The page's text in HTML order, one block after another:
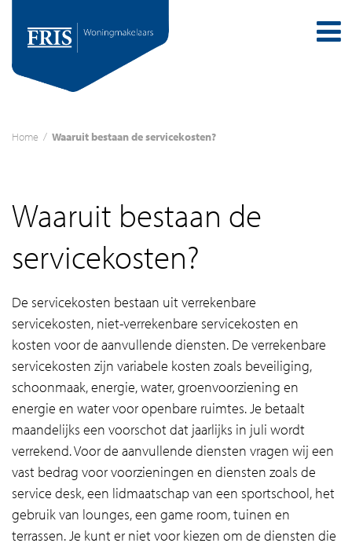
Home / Waaruit bestaan de servicekosten?
Waaruit bestaan de
servicekosten?
De servicekosten bestaan uit verrekenbare
servicekosten, niet-verrekenbare servicekosten en
kosten voor de aanvullende diensten. De verrekenbare
servicekosten zijn variabele kosten zoals beveiliging,
schoonmaak, energie, water, groenvoorziening en
energie en water voor openbare ruimtes. Je betaalt
maandelijks een voorschot dat jaarlijks in juli wordt
verrekend. Voor de aanvullende diensten vragen wij een
vast bedrag voor voorzieningen en diensten zoals de
service desk, een lidmaatschap van een sportschool, het
gebruik van lounges, een game room, tuinen en
terrassen. Je kunt er niet voor kiezen om de diensten die